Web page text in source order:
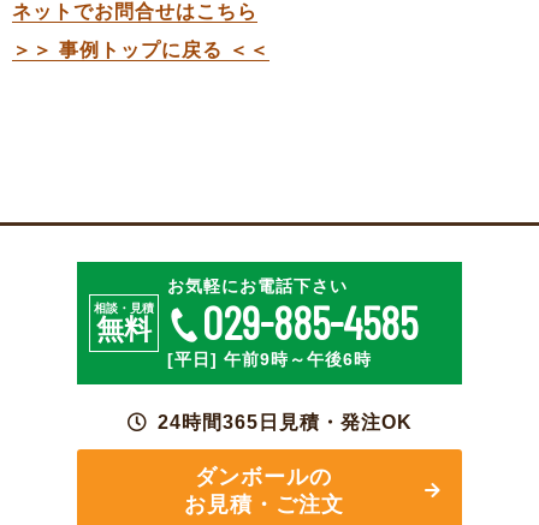
ネットでお問合せはこちら
＞＞ 事例トップに戻る ＜＜
相談・見積
無料
お気軽にお電話下さい
029-885-4585
[平日] 午前9時～午後6時
24時間365日見積・発注OK
ダンボールの
お見積・ご注文